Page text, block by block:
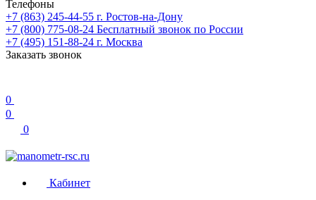
Телефоны
+7 (863) 245-44-55 г. Ростов-на-Дону
+7 (800) 775-08-24 Бесплатный звонок по России
+7 (495) 151-88-24 г. Москва
Заказать звонок
0
0
0
Кабинет